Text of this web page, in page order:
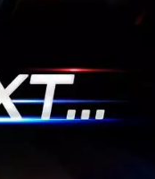
ของร้านอาหารที่จะ
ามาทานได้แล้ว